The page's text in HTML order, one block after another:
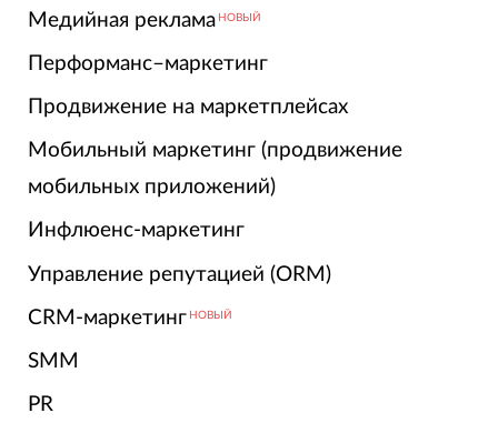
Медийная реклама НОВЫЙ
Перформанс–маркетинг
Продвижение на маркетплейсах
Мобильный маркетинг (продвижение
мобильных приложений)
Инфлюенс-маркетинг
Управление репутацией (ORM)
CRM-маркетинг НОВЫЙ
SMM
PR